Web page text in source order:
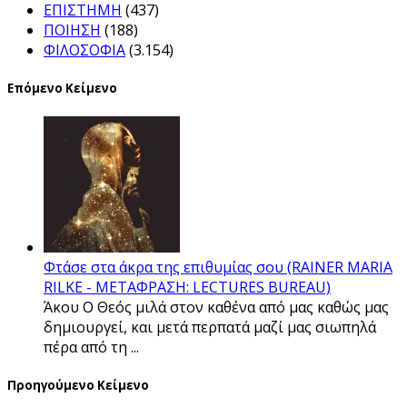
ΕΠΙΣΤΗΜΗ (437)
ΠΟΙΗΣΗ (188)
ΦΙΛΟΣΟΦΙΑ(3.154)
Επόμενο Κείμενο
Φτάσε στα άκρα της επιθυμίας σου (RAINER MARIA
RILKE - ΜΕΤΑΦΡΑΣΗ: LECTURES BUREAU)
Άκου Ο Θεός μιλά στον καθένα από μας καθώς μας
δημιουργεί, και μετά περπατά μαζί μας σιωπηλά
πέρα από τη ...
Προηγούμενο Κείμενο